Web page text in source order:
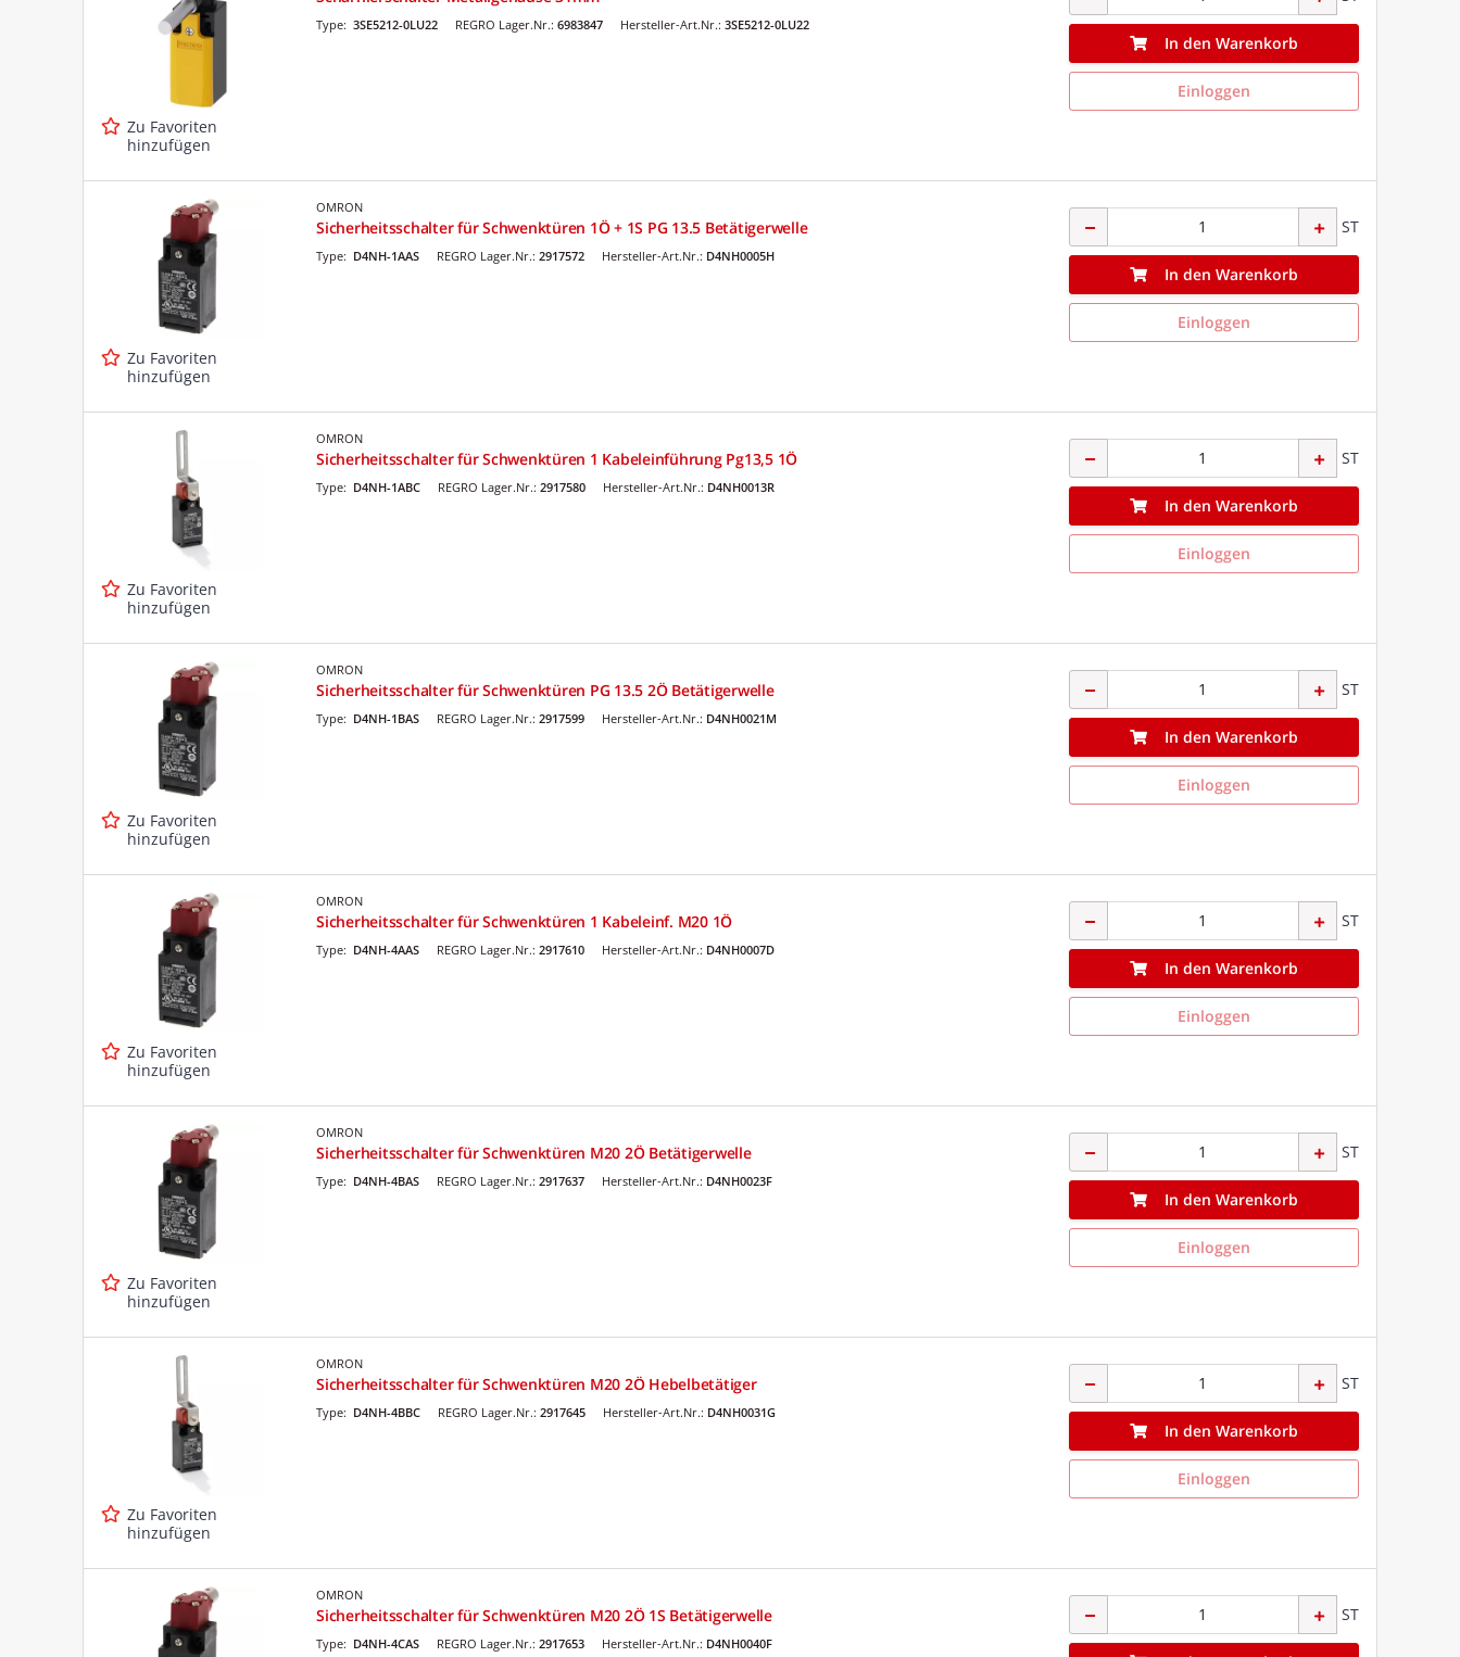
Zu Favoriten
hinzufügen
REGRO Lager.Nr.: 6983847
Type: 3SE5212-0LU22 Hersteller-Art.Nr.: 3SE5212-0LU22
In den Warenkorb
Einloggen
Zu Favoriten
hinzufügen
OMRON
Sicherheitsschalter für Schwenktüren 1Ö + 1S PG 13.5 Betätigerwelle
REGRO Lager.Nr.: 2917572
Type: D4NH-1AAS Hersteller-Art.Nr.: D4NH0005H
ST
In den Warenkorb
Einloggen
Zu Favoriten
hinzufügen
OMRON
Sicherheitsschalter für Schwenktüren 1 Kabeleinführung Pg13,5 1Ö
REGRO Lager.Nr.: 2917580
Type: D4NH-1ABC Hersteller-Art.Nr.: D4NH0013R
ST
In den Warenkorb
Einloggen
Zu Favoriten
hinzufügen
OMRON
Sicherheitsschalter für Schwenktüren PG 13.5 2Ö Betätigerwelle
REGRO Lager.Nr.: 2917599
Type: D4NH-1BAS Hersteller-Art.Nr.: D4NH0021M
ST
In den Warenkorb
Einloggen
Zu Favoriten
hinzufügen
OMRON
Sicherheitsschalter für Schwenktüren 1 Kabeleinf. M20 1Ö
REGRO Lager.Nr.: 2917610
Type: D4NH-4AAS Hersteller-Art.Nr.: D4NH0007D
ST
In den Warenkorb
Einloggen
Zu Favoriten
hinzufügen
OMRON
Sicherheitsschalter für Schwenktüren M20 2Ö Betätigerwelle
REGRO Lager.Nr.: 2917637
Type: D4NH-4BAS Hersteller-Art.Nr.: D4NH0023F
ST
In den Warenkorb
Einloggen
Zu Favoriten
hinzufügen
OMRON
Sicherheitsschalter für Schwenktüren M20 2Ö Hebelbetätiger
REGRO Lager.Nr.: 2917645
Type: D4NH-4BBC Hersteller-Art.Nr.: D4NH0031G
ST
In den Warenkorb
Einloggen
OMRON
Sicherheitsschalter für Schwenktüren M20 2Ö 1S Betätigerwelle
REGRO Lager.Nr.: 2917653
Type: D4NH-4CAS Hersteller-Art.Nr.: D4NH0040F
ST